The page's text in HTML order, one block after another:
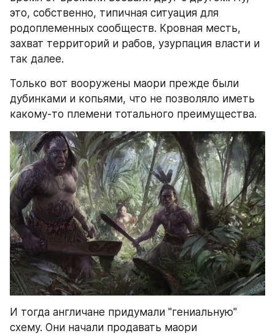
это, собственно, типичная ситуация для
родоплеменных сообществ. Кровная месть,
захват территорий и рабов, узурпация власти и
так далее.
Только вот вооружены маори прежде были
дубинками и копьями, что не позволяло иметь
какому-то племени тотального преимущества.
И тогда англичане придумали "гениальную"